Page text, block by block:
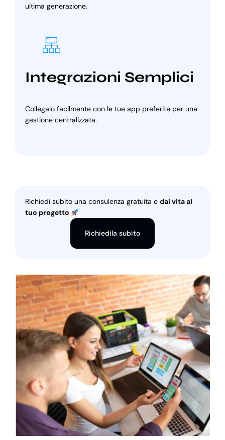
ultima generazione.
Integrazioni Semplici
Collegalo facilmente con le tue app preferite per una
gestione centralizzata.
Richiedi subito una consulenza gratuita e dai vita al
tuo progetto
Richiedila subito